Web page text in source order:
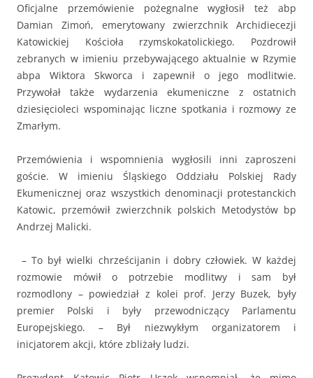
Oficjalne przemówienie pożegnalne wygłosił też abp
Damian Zimoń, emerytowany zwierzchnik Archidiecezji
Katowickiej Kościoła rzymskokatolickiego. Pozdrowił
zebranych w imieniu przebywającego aktualnie w Rzymie
abpa Wiktora Skworca i zapewnił o jego modlitwie.
Przywołał także wydarzenia ekumeniczne z ostatnich
dziesięcioleci wspominając liczne spotkania i rozmowy ze
Zmarłym.
Przemówienia i wspomnienia wygłosili inni zaproszeni
goście. W imieniu Śląskiego Oddziału Polskiej Rady
Ekumenicznej oraz wszystkich denominacji protestanckich
Katowic, przemówił zwierzchnik polskich Metodystów bp
Andrzej Malicki.
– To był wielki chrześcijanin i dobry człowiek. W każdej
rozmowie mówił o potrzebie modlitwy i sam był
rozmodlony – powiedział z kolei prof. Jerzy Buzek, były
premier Polski i były przewodniczący Parlamentu
Europejskiego. – Był niezwykłym organizatorem i
inicjatorem akcji, które zbliżały ludzi.